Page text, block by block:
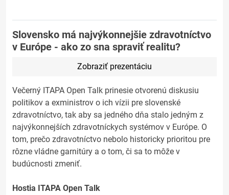
Slovensko má najvýkonnejšie zdravotníctvo
v Európe - ako zo sna spraviť realitu?
Zobraziť prezentáciu
Večerný ITAPA Open Talk prinesie otvorenú diskusiu
politikov a exministrov o ich vízii pre slovenské
zdravotníctvo, tak aby sa jedného dňa stalo jedným z
najvýkonnejších zdravotníckych systémov v Európe. O
tom, prečo zdravotníctvo nebolo historicky prioritou pre
rôzne vládne garnitúry a o tom, či sa to môže v
budúcnosti zmeniť.
Hostia ITAPA Open Talk